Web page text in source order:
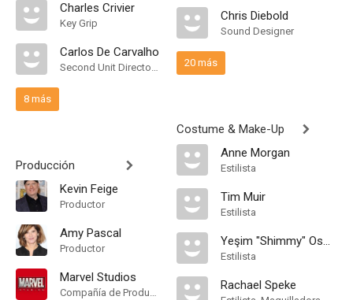
Charles Crivier
Key Grip
Carlos De Carvalho
Second Unit Director of Photography
8 más
Producción
Kevin Feige
Productor
Amy Pascal
Productor
Marvel Studios
Compañía de Produccion
Chris Diebold
Sound Designer
20 más
Costume & Make-Up
Anne Morgan
Estilista
Tim Muir
Estilista
Yeşim "Shimmy" Osman
Estilista
Rachael Speke